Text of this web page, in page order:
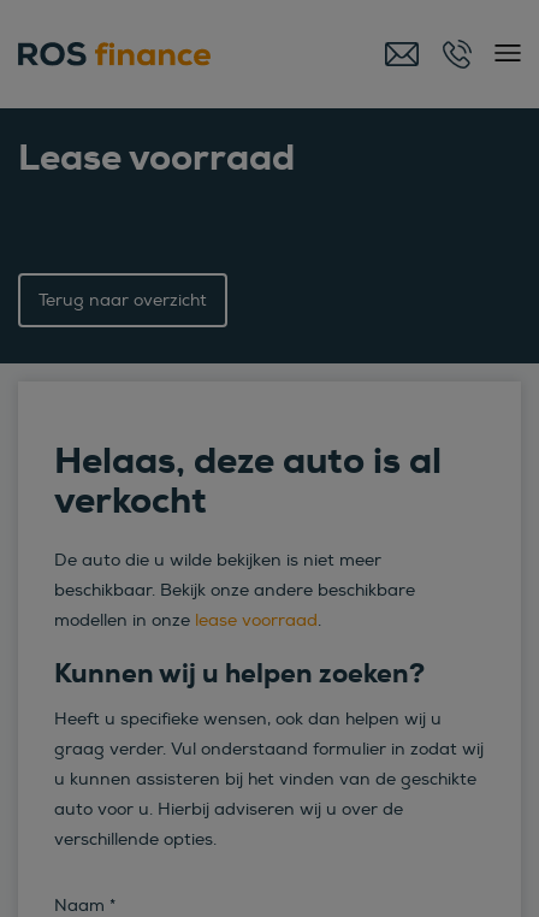
Lease voorraad
Terug naar overzicht
Helaas, deze auto is al
verkocht
De auto die u wilde bekijken is niet meer
beschikbaar. Bekijk onze andere beschikbare
modellen in onze lease voorraad.
Kunnen wij u helpen zoeken?
Heeft u specifieke wensen, ook dan helpen wij u
graag verder. Vul onderstaand formulier in zodat wij
u kunnen assisteren bij het vinden van de geschikte
auto voor u. Hierbij adviseren wij u over de
verschillende opties.
Naam *